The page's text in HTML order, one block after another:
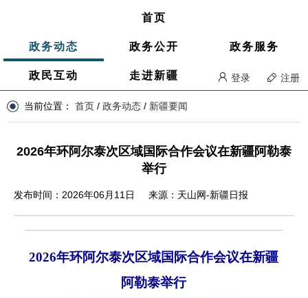
首页
政务动态 政务公开 政务服务
政民互动 走进新疆 登录 注册
当前位置： 首页 / 政务动态 / 新疆要闻
2026年环阿尔泰次区域国际合作会议在新疆阿勒泰
举行
发布时间：2026年06月11日 来源：天山网-新疆日报
2026年环阿尔泰次区域国际合作会议在新疆
阿勒泰举行